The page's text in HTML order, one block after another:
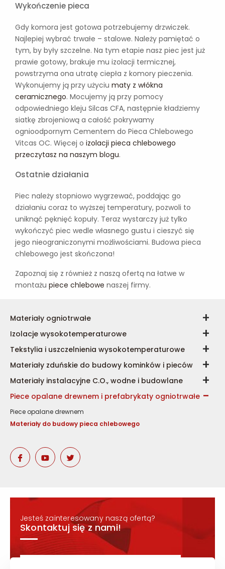
Wykończenie pieca
Gdy komora jest gotowa potrzebujemy drzwiczek.
Najlepiej wybrać trwałe – stalowe. Należy pamiętać o
tym, by były szczelne. Na tym etapie nasz piec jest już
prawie gotowy, brakuje mu izolacji termicznej,
powstrzyma ona utratę ciepła z komory pieczenia.
Wykonujemy ją przy użyciu maty z włókna
ceramicznego. Mocujemy ją przy pomocy
odpowiedniego kleju Silcas CFA, następnie kładziemy
siatkę zbrojeniową a całość pokrywamy
ognioodpornym Cementem do Pieca Chlebowego
Vitcas OC. Więcej o izolacji pieca chlebowego
przeczytasz na naszym blogu.
Ostatnie działania
Piec należy stopniowo wygrzewać, poddając go
działaniu coraz to wyższej temperatury, pozwoli to
uniknąć pęknięć kopuły. Teraz wystarczy już tylko
wykończyć piec wedle własnego gustu i cieszyć się
jego nieograniczonymi możliwościami. Budowa pieca
chlebowego jest skończona!
Zapoznaj się z również z naszą ofertą na łatwe w
montażu piece chlebowe naszej firmy.
Materiały ogniotrwałe
Izolacje wysokotemperaturowe
Tekstylia i uszczelnienia wysokotemperaturowe
Materiały zduńskie do budowy kominków i pieców
Materiały instalacyjne C.O., wodne i budowlane
Piece opalane drewnem i prefabrykaty ogniotrwałe
Piece opalane drewnem
Materiały do budowy pieca chlebowego
Jesteś zainteresowany naszą ofertą?
Skontaktuj się z nami!